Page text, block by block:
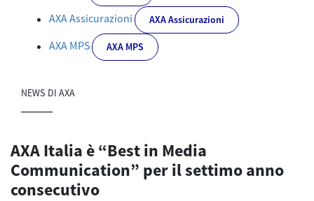
AXA Assicurazioni AXA Assicurazioni
AXA MPS AXA MPS
NEWS DI AXA
AXA Italia è “Best in Media
Communication” per il settimo anno
consecutivo